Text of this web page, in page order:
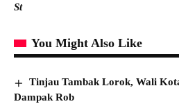
St
You Might Also Like
Tinjau Tambak Lorok, Wali
Dampak Rob